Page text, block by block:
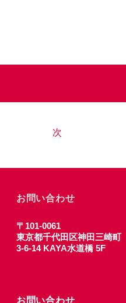
次
お問い合わせ
〒101-0061
東京都千代田区神田三崎町
3-6-14 KAYA水道橋 5F
お問い合わせ